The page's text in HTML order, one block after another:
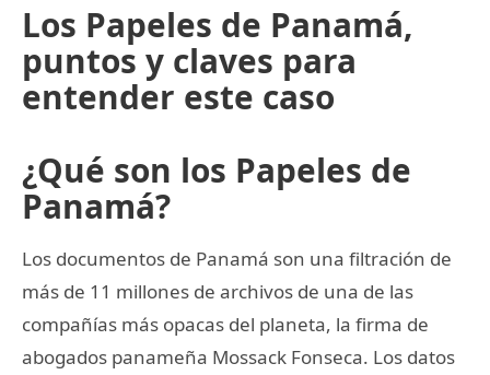
Los Papeles de Panamá,
puntos y claves para
entender este caso
¿Qué son los Papeles de
Panamá?
Los documentos de Panamá son una filtración de
más de 11 millones de archivos de una de las
compañías más opacas del planeta, la firma de
abogados panameña Mossack Fonseca. Los datos